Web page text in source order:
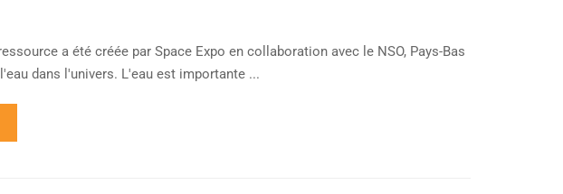
a été créée par Space Expo en collaboration avec le NSO, Pays-Bas
dans l'univers. L'eau est importante ...